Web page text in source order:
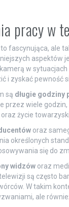
pracy w
fascynująca, ale
aspektów
w
i zyskać pewność
są długie godziny
przez wiele
życie
oraz
określonych
się do
widzóworaz
są często
W takim
ale